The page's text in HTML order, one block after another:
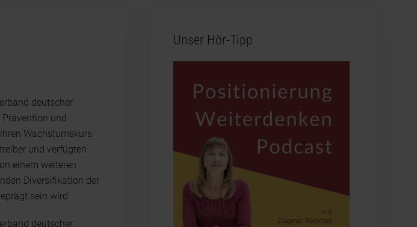
deutscher
Prävention und
Wachstumskurs
und verfügten
einem weiteren
Diversifikation der
sein wird.
deutscher
Unser Hör-Tipp